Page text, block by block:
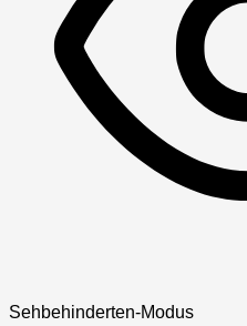
Sehbehinderten-Modus